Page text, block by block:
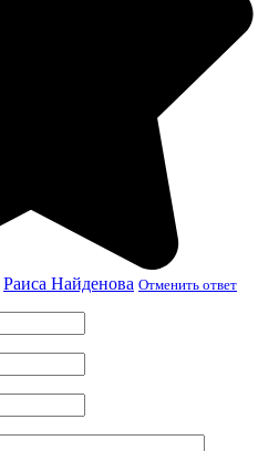
Раиса Найденова Отменить ответ